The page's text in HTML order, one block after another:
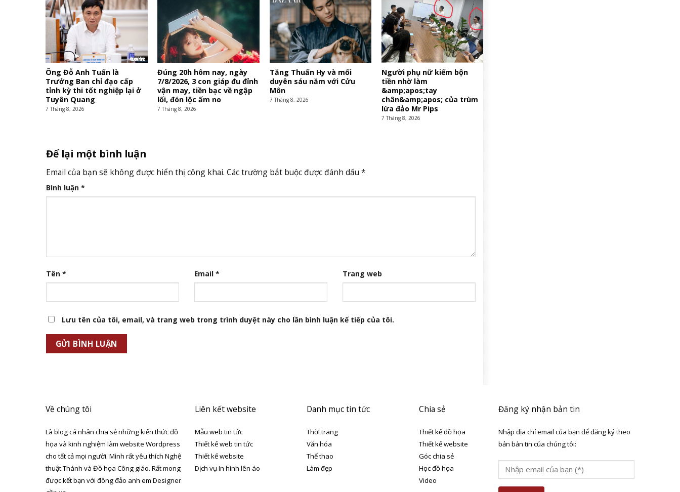
Ông Đỗ Anh Tuấn là
Trưởng Ban chỉ đạo cấp
tỉnh kỳ thi tốt nghiệp lại ở
Tuyên Quang
7 Tháng 8, 2026
Đúng 20h hôm nay, ngày
7/8/2026, 3 con giáp đu đỉnh
vận may, tiền bạc về ngập
lối, đón lộc ấm no
7 Tháng 8, 2026
Tăng Thuấn Hy và mối
duyên sáu năm với Cửu
Môn
7 Tháng 8, 2026
Người phụ nữ kiếm bộn
tiền nhờ làm
&amp;apos;tay
chân&amp;apos; của trùm
lừa đảo Mr Pips
7 Tháng 8, 2026
Để lại một bình luận
Email của bạn sẽ không được hiển thị công khai. Các trường bắt buộc được đánh dấu *
Bình luận *
Tên * Email * Trang web
Lưu tên của tôi, email, và trang web trong trình duyệt này cho lần bình luận kế tiếp của tôi.
Về chúng tôi
Là blog cá nhân chia sẻ những kiến thức đồ
họa và kinh nghiệm làm website Wordpress
cho tất cả mọi người. Mình rất yêu thích Nghệ
thuật Thánh và Đồ họa Công giáo. Rất mong
được kết bạn với đông đảo anh em Designer
Liên kết website
Mẫu web tin tức
Thiết kế web tin tức
Thiết kế website
Dịch vụ In hình lên áo
Danh mục tin tức
Thời trang
Văn hóa
Thể thao
Làm đẹp
Chia sẻ
Thiết kế đồ họa
Thiết kế website
Góc chia sẻ
Học đồ họa
Video
Đăng ký nhận bản tin
Nhập địa chỉ email của bạn để đăng ký theo
bản bản tin của chúng tôi: